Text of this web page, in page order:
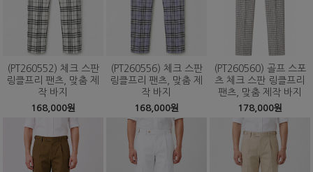
(PT260552) 체크 스판
링클프리 팬츠, 맞춤 제
작 바지
168,000원
(PT260556) 체크 스판
링클프리 팬츠, 맞춤 제
작 바지
168,000원
(PT260560) 골프 스포
츠 체크 스판 링클프리
팬츠, 맞춤 제작 바지
178,000원